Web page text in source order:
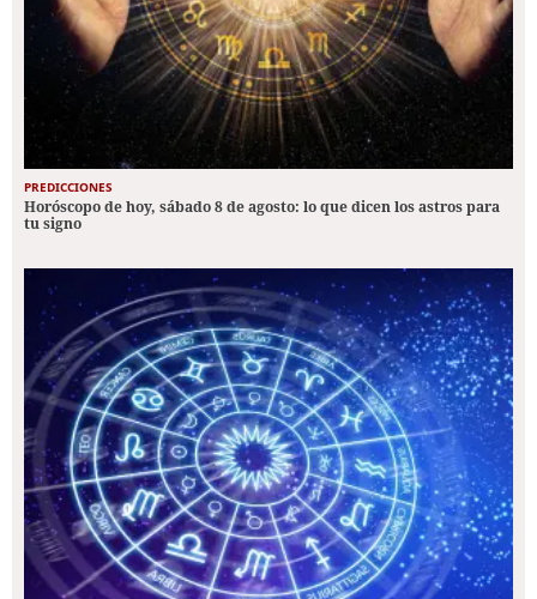
PREDICCIONES
Horóscopo de hoy, sábado 8 de agosto: lo que dicen los astros para
tu signo